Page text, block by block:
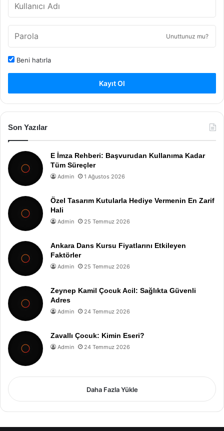
Unuttunuz mu?
Beni hatırla
Kayıt Ol
Son Yazılar
E İmza Rehberi: Başvurudan Kullanıma Kadar
Tüm Süreçler
Admin 1 Ağustos 2026
Özel Tasarım Kutularla Hediye Vermenin En Zarif
Hali
Admin 25 Temmuz 2026
Ankara Dans Kursu Fiyatlarını Etkileyen
Faktörler
Admin 25 Temmuz 2026
Zeynep Kamil Çocuk Acil: Sağlıkta Güvenli
Adres
Admin 24 Temmuz 2026
Zavallı Çocuk: Kimin Eseri?
Admin 24 Temmuz 2026
Daha Fazla Yükle